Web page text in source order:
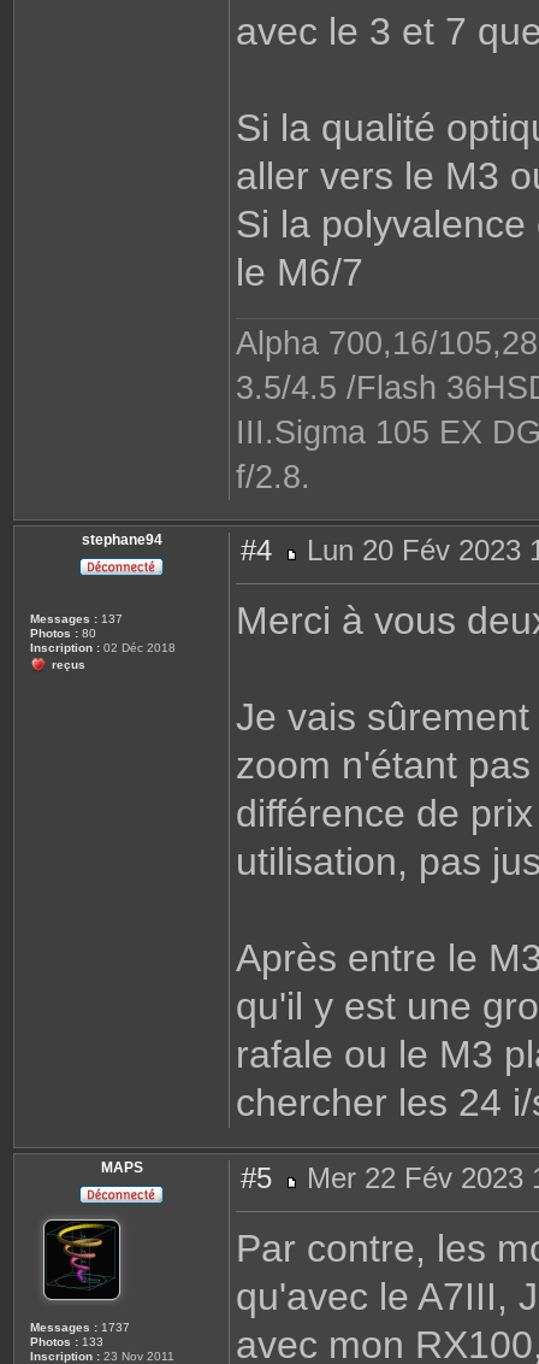
avec le 3 et 7
Si la qualité
aller vers le M3
Si la
le M6/7
Alpha 700,16/
3.5/4.5 /Flash
III.Sigma 105 EX
f/2.8.
stephane94
Messages : 137
Photos : 80
Inscription : 02 Déc 2018
reçus
#4
e
a
Lun 20 Fév 2023
Merci à vous
Je vais
zoom n'étant
différence de
utilisation, pas
Après entre le
qu'il y est une
rafale ou le M3
chercher les 24
MAPS
Messages : 1737
Photos : 133
Inscription : 23 Nov 2011
#5
e
Mer 22 Fév 2023
Par contre, les
qu'avec le A7III,
avec mon